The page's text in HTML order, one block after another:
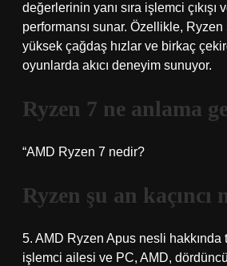
değerlerinin yanı sıra işlemci çıkışı
performansı sunar. Özellikle,
yüksek çağdaş hızlar ve birkaç
oyunlarda akıcı deneyim sunuyor.
Ryzen 7 ne anlama
“AMD Ryzen 7 nedir?
Ryzen şu an kaçıncı
5. AMD Ryzen Apus nesli hakkında
işlemci ailesi ve PC, AMD,